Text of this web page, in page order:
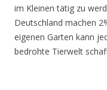
im Kleinen tätig zu
Deutschland machen
eigenen Garten kann
bedrohte Tierwelt